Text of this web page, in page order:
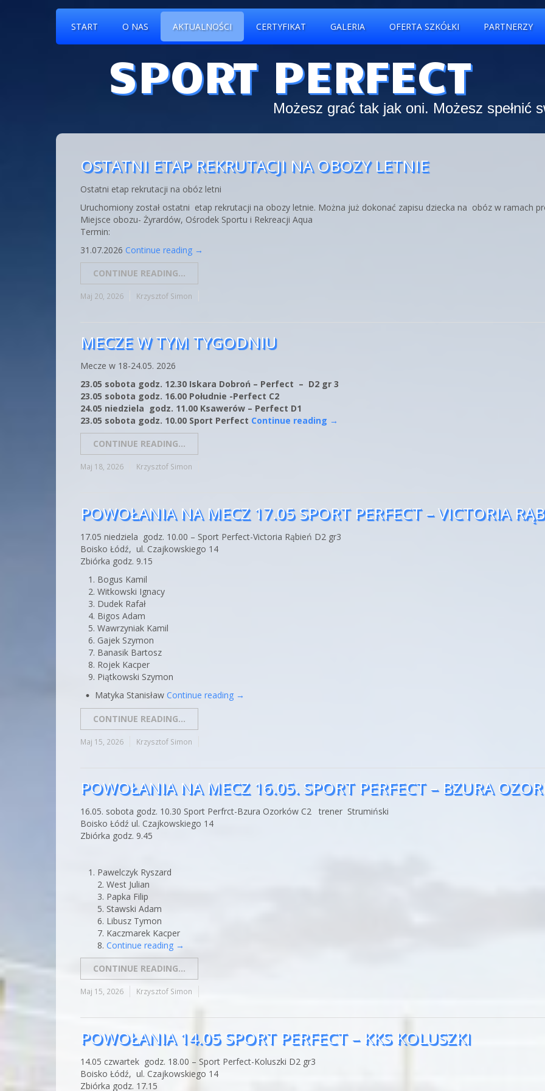
START O NAS AKTUALNOŚCI CERTYFIKAT GALERIA OFERTA SZKÓŁKI PARTNERZY
SPORT PERFECT
Możesz grać tak jak oni. Możesz spełnić
OSTATNI ETAP REKRUTACJI NA OBOZY LETNIE
Ostatni etap rekrutacji na obóz letni
Uruchomiony został ostatni etap rekrutacji na obozy letnie. Można już dokonać zapisu dziecka na obóz w ramach
Miejsce obozu- Żyrardów, Ośrodek Sportu i Rekreacji Aqua
Termin:
31.07.2026 Continue reading →
CONTINUE READING...
Maj 20, 2026 Krzysztof Simon
MECZE W TYM TYGODNIU
Mecze w 18-24.05. 2026
23.05 sobota godz. 12.30 Iskara Dobroń – Perfect – D2 gr 3
23.05 sobota godz. 16.00 Południe -Perfect C2
24.05 niedziela godz. 11.00 Ksawerów – Perfect D1
23.05 sobota godz. 10.00 Sport Perfect Continue reading →
CONTINUE READING...
Maj 18, 2026 Krzysztof Simon
POWOŁANIA NA MECZ 17.05 SPORT PERFECT – VICTORIA
17.05 niedziela godz. 10.00 – Sport Perfect-Victoria Rąbień D2 gr3
Boisko Łódź, ul. Czajkowskiego 14
Zbiórka godz. 9.15
Bogus Kamil
Witkowski Ignacy
Dudek Rafał
Bigos Adam
Wawrzyniak Kamil
Gajek Szymon
Banasik Bartosz
Rojek Kacper
Piątkowski Szymon
Matyka Stanisław Continue reading →
CONTINUE READING...
Maj 15, 2026 Krzysztof Simon
POWOŁANIA NA MECZ 16.05. SPORT PERFECT – BZURA
16.05. sobota godz. 10.30 Sport Perfrct-Bzura Ozorków C2 trener Strumiński
Boisko Łódź ul. Czajkowskiego 14
Zbiórka godz. 9.45
Pawelczyk Ryszard
2. West Julian
3. Papka Filip
5. Stawski Adam
6. Libusz Tymon
7. Kaczmarek Kacper
8. Continue reading →
CONTINUE READING...
Maj 15, 2026 Krzysztof Simon
POWOŁANIA 14.05 SPORT PERFECT – KKS KOLUSZKI
14.05 czwartek godz. 18.00 – Sport Perfect-Koluszki D2 gr3
Boisko Łódź, ul. Czajkowskiego 14
Zbiórka godz. 17.15